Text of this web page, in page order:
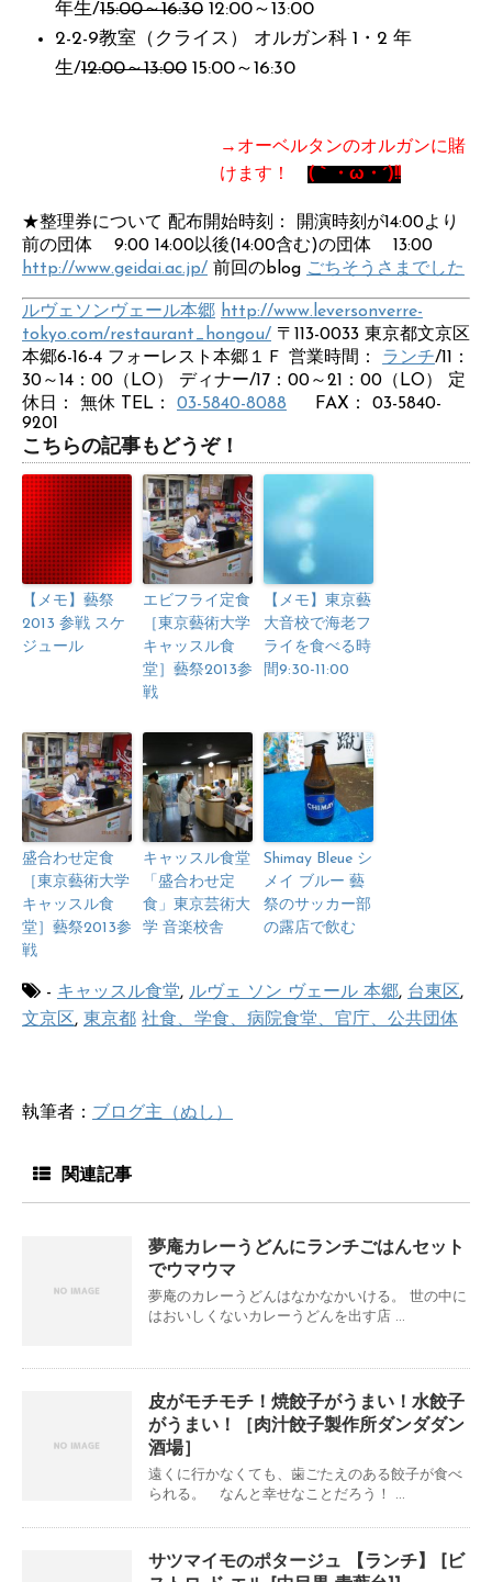
年生/15:00～16:30 12:00～13:00
2-2-9教室（クライス） オルガン科 1・2 年
生/12:00～13:00 15:00～16:30
→オーベルタンのオルガンに賭
けます！
(｀・ω・´)!!
★整理券について 配布開始時刻： 開演時刻が14:00より
前の団体 9:00 14:00以後(14:00含む)の団体 13:00
http://www.geidai.ac.jp/ 前回のblog ごちそうさまでした
ルヴェソンヴェール本郷 http://www.leversonverre-
tokyo.com/restaurant_hongou/ 〒113-0033 東京都文京区
本郷6-16-4 フォーレスト本郷１Ｆ 営業時間： ランチ/11：
30～14：00（LO） ディナー/17：00～21：00（LO） 定
休日： 無休 TEL： 03-5840-8088 FAX： 03-5840-
9201
こちらの記事もどうぞ！
【メモ】藝祭
2013 参戦 スケ
ジュール
エビフライ定食
［東京藝術大学
キャッスル食
堂］藝祭2013参
戦
【メモ】東京藝
大音校で海老フ
ライを食べる時
間9:30-11:00
盛合わせ定食
［東京藝術大学
キャッスル食
堂］藝祭2013参
戦
キャッスル食堂
「盛合わせ定
食」東京芸術大
学 音楽校舎
Shimay Bleue シ
メイ ブルー 藝
祭のサッカー部
の露店で飲む
- キャッスル食堂, ルヴェ ソン ヴェール 本郷, 台東区,
文京区, 東京都 社食、学食、病院食堂、官庁、公共団体
執筆者： ブログ主（ぬし）
関連記事
夢庵カレーうどんにランチごはんセット
でウマウマ
夢庵のカレーうどんはなかなかいける。 世の中に
はおいしくないカレーうどんを出す店 ...
皮がモチモチ！焼餃子がうまい！水餃子
がうまい！［肉汁餃子製作所ダンダダン
酒場］
遠くに行かなくても、歯ごたえのある餃子が食べ
られる。 なんと幸せなことだろう！ ...
サツマイモのポタージュ 【ランチ】 [ビ